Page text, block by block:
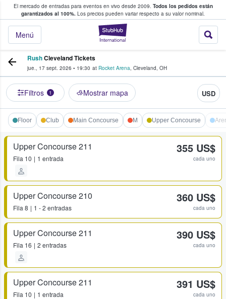
El mercado de entradas para eventos en vivo desde 2009. Todos los pedidos están
garantizados al 100%. Los precios pueden variar respecto a su valor nominal.
StubHub:
Menú
y venta de entradas entre fans
RushCleveland Tickets
jue., 17 sept. 2026 • 19:30 at Rocket Arena, Cleveland, OH
Filtros 1 Mostrar mapa USD
Floor Club Main Concourse M Upper Concourse
Upper Concourse 211
Fila 10 1 entrada
355 US$
cada uno
Upper Concourse 210
Fila 8 1 - 2 entradas
360 US$
cada uno
Upper Concourse 211
Fila 16 2 entradas
390 US$
cada uno
Upper Concourse 211
Fila 10 1 entrada
391 US$
cada uno